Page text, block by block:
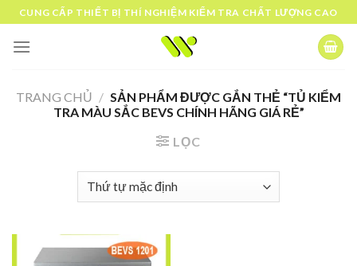
Skip
to
content
CUNG CẤP THIẾT BỊ THÍ NGHIỆM KIỂM TRA CHẤT LƯỢNG CAO
TRANG CHỦ / SẢN PHẨM ĐƯỢC GẮN THẺ “TỦ KIỂM
TRA MÀU SẮC BEVS CHÍNH HÃNG GIÁ RẺ”
LỌC